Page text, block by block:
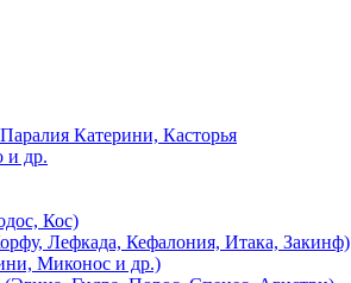
Катерини, Касторья
др.
Кос)
Лефкада, Кефалония, Итака, Закинф)
Миконос и др.)